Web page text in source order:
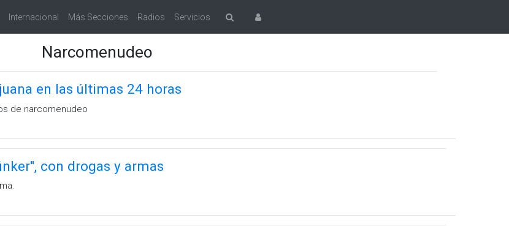
Internacional Más Secciones Radios Servicios
Narcomenudeo
en las últimas 24 horas
de narcomenudeo
con drogas y armas